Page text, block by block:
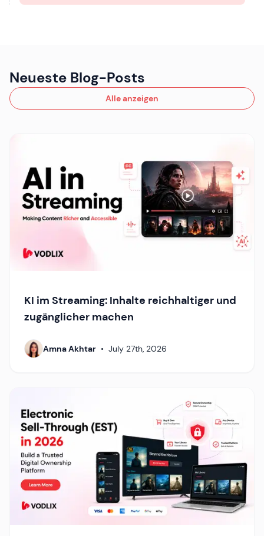
Neueste Blog-Posts
Alle anzeigen
KI im Streaming: Inhalte reichhaltiger und
zugänglicher machen
Amna Akhtar • July 27th, 2026